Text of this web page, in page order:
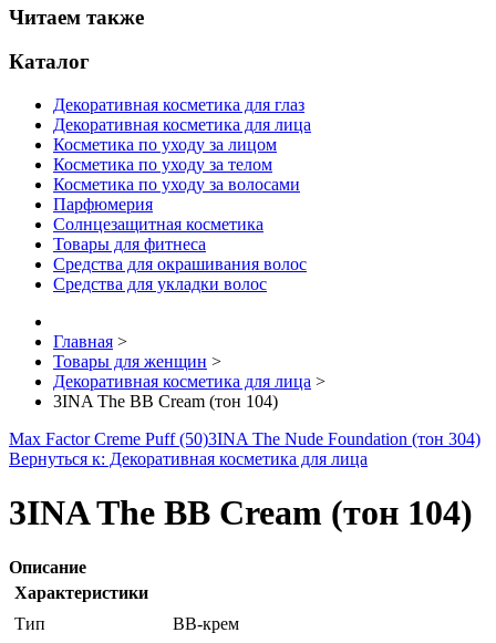
Читаем также
Каталог
Декоративная косметика для глаз
Декоративная косметика для лица
Косметика по уходу за лицом
Косметика по уходу за телом
Косметика по уходу за волосами
Парфюмерия
Солнцезащитная косметика
Товары для фитнеса
Средства для окрашивания волос
Средства для укладки волос
Главная >
Товары для женщин >
Декоративная косметика для лица >
3INA The BB Cream (тон 104)
Max Factor Creme Puff (50)3INA The Nude Foundation (тон 304)
Вернуться к: Декоративная косметика для лица
3INA The BB Cream (тон 104)
Описание
Характеристики
Тип
BB-крем